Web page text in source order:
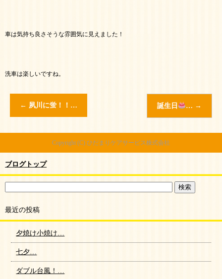
車は気持ち良さそうな雰囲気に見えました！
洗車は楽しいですね。
← 夙川に蛍！！… 誕生日 … →
Copyright (C) ひだまりケアサービス株式会社
ブログトップ
最近の投稿
夕焼け小焼け…
七夕…
ダブル台風！…